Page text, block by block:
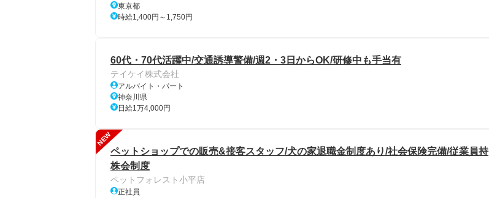
東京都
時給1,400円～1,750円
60代・70代活躍中/交通誘導警備/週2・3日からOK/研修中も手当有
テイケイ株式会社
アルバイト・パート
神奈川県
日給1万4,000円
NEW
ペットショップでの販売&接客スタッフ/犬の家退職金制度あり/社会保険完備/従業員持
株会制度
ペットフォレスト小平店
正社員